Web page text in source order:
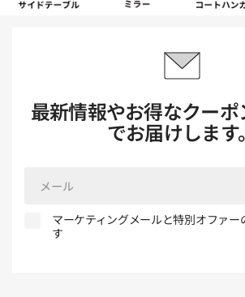
最新情報やお得なクー
でお届けします。
マーケティングメールと特別オファー
す